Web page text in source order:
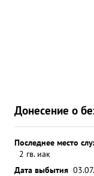
Донесение о
Последнее место
2 гв. иак
Дата выбытия